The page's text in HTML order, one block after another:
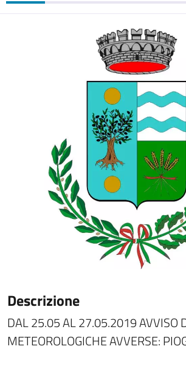
Descrizione
DAL 25.05 AL 27.05.2019 AVVISO
METEOROLOGICHE AVVERSE: